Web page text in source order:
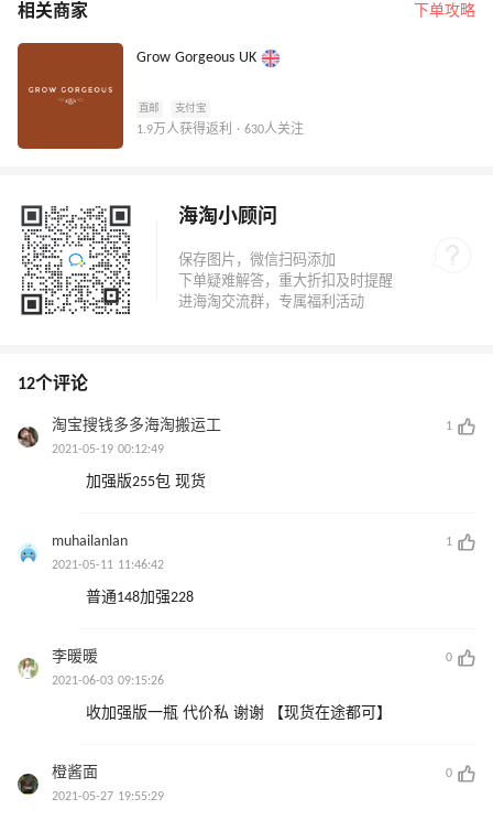
相关商家 下单攻略
Grow Gorgeous UK
直邮 支付宝
1.9万人获得返利 · 630人关注
海淘小顾问
12个评论
淘宝搜钱多多海淘搬运工
1
2021-05-19 00:12:49
加强版255包 现货
muhailanlan
1
2021-05-11 11:46:42
普通148加强228
李暖暖
0
2021-06-03 09:15:26
收加强版一瓶 代价私 谢谢 【现货在途都可】
橙酱面
0
2021-05-27 19:55:29